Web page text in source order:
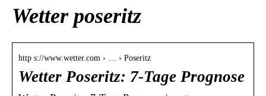
Wetter poseritz
http s://www.wetter.com › … › Poseritz
Wetter Poseritz: 7-Tage Prognose